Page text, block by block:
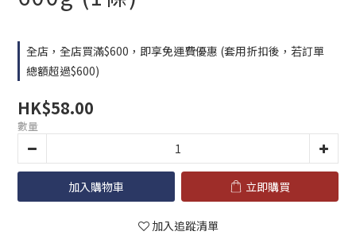
全店，全店買滿$600，即享免運費優惠 (套用折扣後，若訂單
總額超過$600)
HK$58.00
數量
加入購物車 立即購買
加入追蹤清單